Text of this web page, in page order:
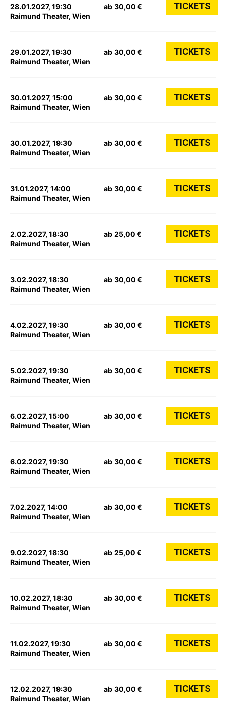
28.01.2027, 19:30
Raimund Theater, Wien
ab 30,00 € TICKETS
29.01.2027, 19:30
Raimund Theater, Wien
ab 30,00 € TICKETS
30.01.2027, 15:00
Raimund Theater, Wien
ab 30,00 € TICKETS
30.01.2027, 19:30
Raimund Theater, Wien
ab 30,00 € TICKETS
31.01.2027, 14:00
Raimund Theater, Wien
ab 30,00 € TICKETS
2.02.2027, 18:30
Raimund Theater, Wien
ab 25,00 € TICKETS
3.02.2027, 18:30
Raimund Theater, Wien
ab 30,00 € TICKETS
4.02.2027, 19:30
Raimund Theater, Wien
ab 30,00 € TICKETS
5.02.2027, 19:30
Raimund Theater, Wien
ab 30,00 € TICKETS
6.02.2027, 15:00
Raimund Theater, Wien
ab 30,00 € TICKETS
6.02.2027, 19:30
Raimund Theater, Wien
ab 30,00 € TICKETS
7.02.2027, 14:00
Raimund Theater, Wien
ab 30,00 € TICKETS
9.02.2027, 18:30
Raimund Theater, Wien
ab 25,00 € TICKETS
10.02.2027, 18:30
Raimund Theater, Wien
ab 30,00 € TICKETS
11.02.2027, 19:30
Raimund Theater, Wien
ab 30,00 € TICKETS
12.02.2027, 19:30
Raimund Theater, Wien
ab 30,00 € TICKETS